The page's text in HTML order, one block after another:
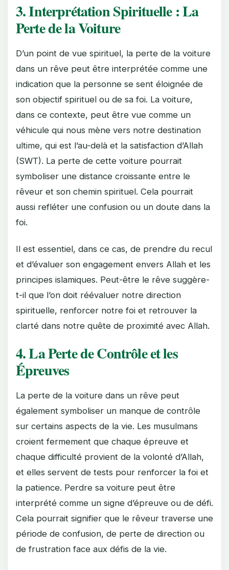
3. Interprétation Spirituelle : La
Perte de la Voiture
D’un point de vue spirituel, la perte de la voiture
dans un rêve peut être interprétée comme une
indication que la personne se sent éloignée de
son objectif spirituel ou de sa foi. La voiture,
dans ce contexte, peut être vue comme un
véhicule qui nous mène vers notre destination
ultime, qui est l’au-delà et la satisfaction d’Allah
(SWT). La perte de cette voiture pourrait
symboliser une distance croissante entre le
rêveur et son chemin spirituel. Cela pourrait
aussi refléter une confusion ou un doute dans la
foi.
Il est essentiel, dans ce cas, de prendre du recul
et d’évaluer son engagement envers Allah et les
principes islamiques. Peut-être le rêve suggère-
t-il que l’on doit réévaluer notre direction
spirituelle, renforcer notre foi et retrouver la
clarté dans notre quête de proximité avec Allah.
4. La Perte de Contrôle et les
Épreuves
La perte de la voiture dans un rêve peut
également symboliser un manque de contrôle
sur certains aspects de la vie. Les musulmans
croient fermement que chaque épreuve et
chaque difficulté provient de la volonté d’Allah,
et elles servent de tests pour renforcer la foi et
la patience. Perdre sa voiture peut être
interprété comme un signe d’épreuve ou de défi.
Cela pourrait signifier que le rêveur traverse une
période de confusion, de perte de direction ou
de frustration face aux défis de la vie.